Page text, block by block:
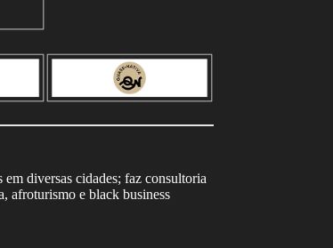
diversas cidades; faz consultoria
afroturismo e black business